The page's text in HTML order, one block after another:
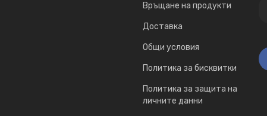
Връщане на продукти
Доставка
Общи условия
Политика за бисквитки
Политика за защита на
личните данни